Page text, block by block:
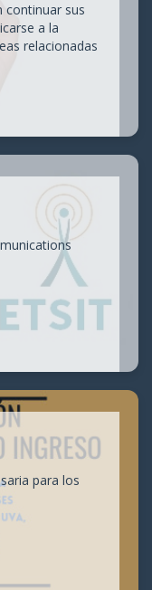
continuar sus
a la
relacionadas
para los